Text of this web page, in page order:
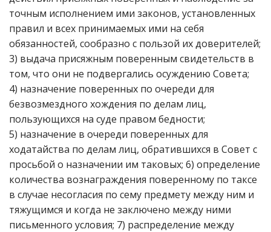
точным исполнением ими законов, установленных
правил и всех принимаемых ими на себя
обязанностей, сообразно с пользой их доверителей;
3) выдача присяжным поверенным свидетельств в
том, что они не подвергались осуждению Совета;
4) назначение поверенных по очереди для
безвозмездного хождения по делам лиц,
пользующихся на суде правом бедности;
5) назначение в очереди поверенных для
ходатайства по делам лиц, обратившихся в Совет с
просьбой о назначении им таковых; 6) определение
количества вознаграждения поверенному по таксе
в случае несогласия по сему предмету между ним и
тяжущимся и когда не заключено между ними
письменного условия; 7) распределение между